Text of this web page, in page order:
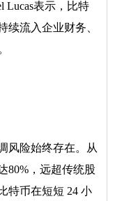
Lucas表示，比特
续流入企业财务、
风险始终存在。从
80%，远超传统股
特币在短短 24 小